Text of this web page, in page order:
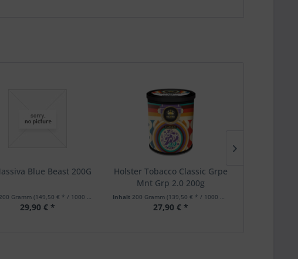
Blue Beast 200G
Gramm (149,50 € * / 1000 Gramm)
29,90 € *
Holster Tobacco Classic Grpe
Mnt Grp 2.0 200g
Inhalt200 Gramm(139,50 € * / 1000 Gramm)
27,90 € *